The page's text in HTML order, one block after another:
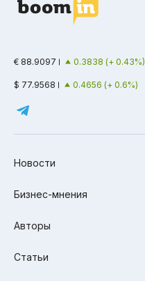
€ 88.9097 0.3838 (+ 0.43%)
$ 77.9568 0.4656 (+ 0.6%)
Новости
Бизнес-мнения
Авторы
Статьи